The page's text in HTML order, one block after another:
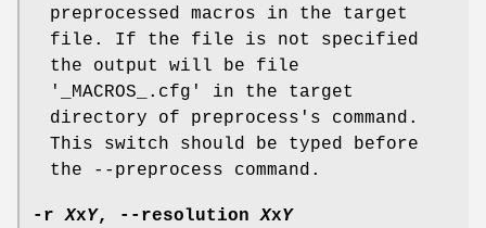
preprocessed macros in the target
file. If the file is not specified
the output will be file
'_MACROS_.cfg' in the target
directory of preprocess's command.
This switch should be typed before
the --preprocess command.
-rXxY, --resolutionXxY